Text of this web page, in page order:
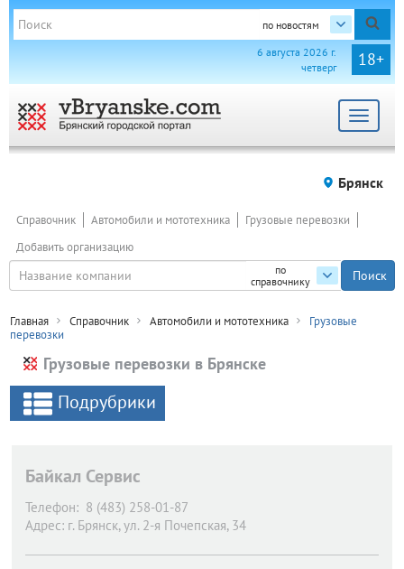
по новостям
18+
6 августа 2026 г.
четверг
Toggle
Брянск
по
справочнику
Справочник Автомобили и мототехника
Грузовые перевозки
Добавить организацию
Главная Справочник Автомобили и мототехника
Грузовые
перевозки
Грузовые перевозки в Брянске
Подрубрики
Байкал Сервис
Телефон: 8 (483) 258-01-87
Адрес: г. Брянск, ул. 2-я Почепская, 34